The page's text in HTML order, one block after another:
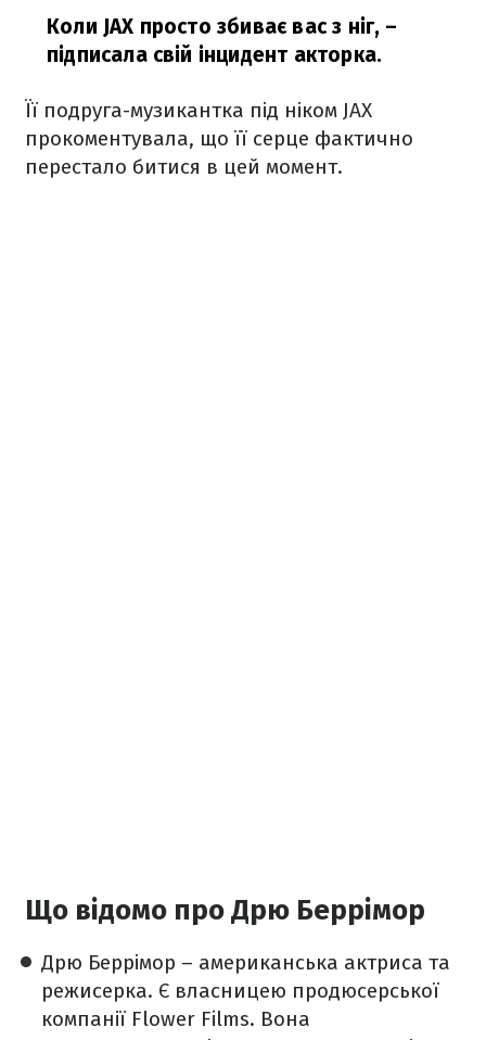
Коли JAX просто збиває вас з ніг, –
підписала свій інцидент акторка.
Її подруга-музикантка під ніком JAX
прокоментувала, що її серце фактично
перестало битися в цей момент.
Що відомо про Дрю Беррімор
Дрю Беррімор – американська актриса та
режисерка. Є власницею продюсерської
компанії Flower Films. Вона